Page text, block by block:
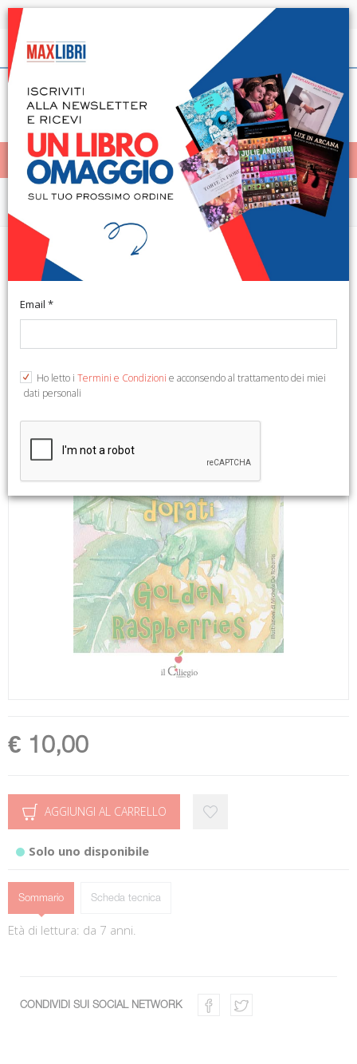
Spedizione in 24h per tutti i libri disponibili
Italiano
< Home
MENÙ
Lamponi dorati­Golden
raspberries
d'Erba, 2015; br., pp. 48, ill. col., cm 15x21. (Dai 6 ai 99 Anni).
€ 10,00
AGGIUNGI AL CARRELLO
Solo uno disponibile
Sommario Scheda tecnica
Età di lettura: da 7 anni.
CONDIVIDI SUI SOCIAL NETWORK
Email *
Ho letto i Termini e Condizioni e acconsendo al trattamento dei miei
dati personali